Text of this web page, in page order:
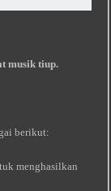
musik tiup.
berikut:
menghasilkan